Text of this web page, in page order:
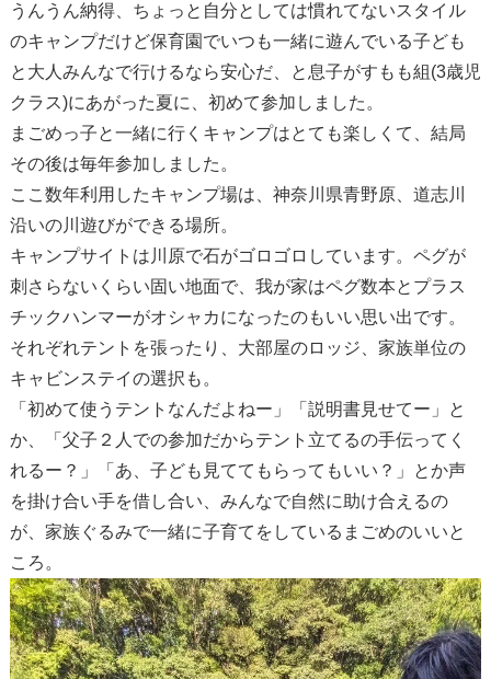
うんうん納得、ちょっと自分としては慣れてないスタイル
のキャンプだけど保育園でいつも一緒に遊んでいる子ども
と大人みんなで行けるなら安心だ、と息子がすもも組(3歳児
クラス)にあがった夏に、初めて参加しました。
まごめっ子と一緒に行くキャンプはとても楽しくて、結局
その後は毎年参加しました。
ここ数年利用したキャンプ場は、神奈川県青野原、道志川
沿いの川遊びができる場所。
キャンプサイトは川原で石がゴロゴロしています。ペグが
刺さらないくらい固い地面で、我が家はペグ数本とプラス
チックハンマーがオシャカになったのもいい思い出です。
それぞれテントを張ったり、大部屋のロッジ、家族単位の
キャビンステイの選択も。
「初めて使うテントなんだよねー」「説明書見せてー」と
か、「父子２人での参加だからテント立てるの手伝ってく
れるー？」「あ、子ども見ててもらってもいい？」とか声
を掛け合い手を借し合い、みんなで自然に助け合えるの
が、家族ぐるみで一緒に子育てをしているまごめのいいと
ころ。